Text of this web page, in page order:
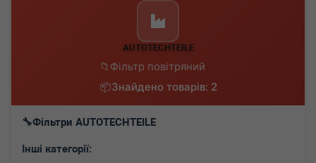
AUTOTECHTEILE
Фільтр повітряний
Знайдено товарів: 2
Фільтри AUTOTECHTEILE
Інші категорії: